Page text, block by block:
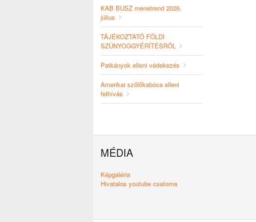
KAB BUSZ menetrend 2026.
július
TÁJÉKOZTATÓ FÖLDI
SZÚNYOGGYÉRÍTÉSRŐL
Patkányok elleni védekezés
Amerikai szőlőkabóca elleni
felhívás
MÉDIA
Képgaléria
Hivatalos youtube csatorna